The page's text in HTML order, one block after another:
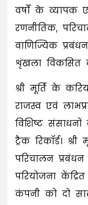
वर्षों के व्यापक
रणनीतिक,
वाणिज्यिक
शृंखला विकसित
श्री मूर्ति के
राजस्व एवं
विशिष्ट
ट्रैक रिकॉर्ड।
परिचालन
परियोजना
कंपनी को दो